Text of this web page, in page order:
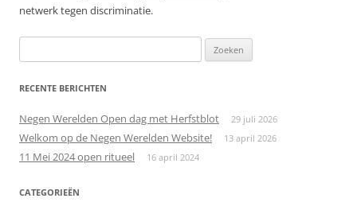
netwerk tegen discriminatie.
naar:
RECENTE BERICHTEN
Negen Werelden Open dag met Herfstblot 29 juli 2026
Welkom op de Negen Werelden Website! 13 april 2026
11 Mei 2024 open ritueel 16 april 2024
CATEGORIEËN